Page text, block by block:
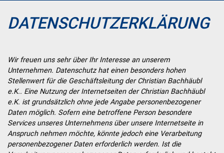
DATENSCHUTZERKLÄRUNG
Wir freuen uns sehr über Ihr Interesse an unserem
Unternehmen. Datenschutz hat einen besonders hohen
Stellenwert für die Geschäftsleitung der Christian Bachhäubl
e.K.. Eine Nutzung der Internetseiten der Christian Bachhäubl
e.K. ist grundsätzlich ohne jede Angabe personenbezogener
Daten möglich. Sofern eine betroffene Person besondere
Services unseres Unternehmens über unsere Internetseite in
Anspruch nehmen möchte, könnte jedoch eine Verarbeitung
personenbezogener Daten erforderlich werden. Ist die